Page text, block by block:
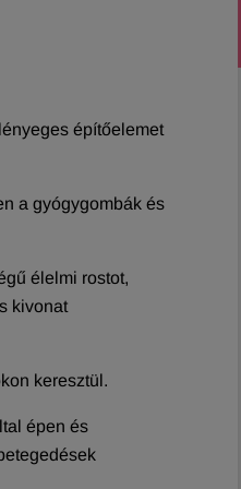
építőelemet
a gyógygombák és
élelmi rostot,
kivonat
keresztül.
épen és